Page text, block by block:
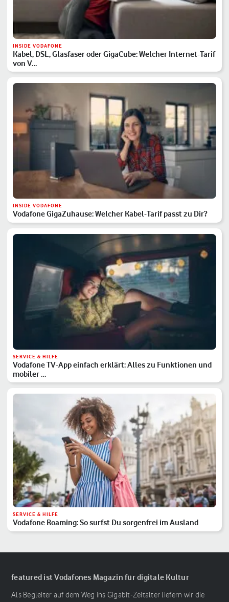
INSIDE VODAFONE
Kabel, DSL, Glasfaser oder GigaCube: Welcher Internet-Tarif
von V…
INSIDE VODAFONE
Vodafone GigaZuhause: Welcher Kabel-Tarif passt zu Dir?
SERVICE & HILFE
Vodafone TV-App einfach erklärt: Alles zu Funktionen und
mobiler …
SERVICE & HILFE
Vodafone Roaming: So surfst Du sorgenfrei im Ausland
featured ist Vodafones Magazin für digitale Kultur
Als Begleiter auf dem Weg ins Gigabit-Zeitalter liefern wir die